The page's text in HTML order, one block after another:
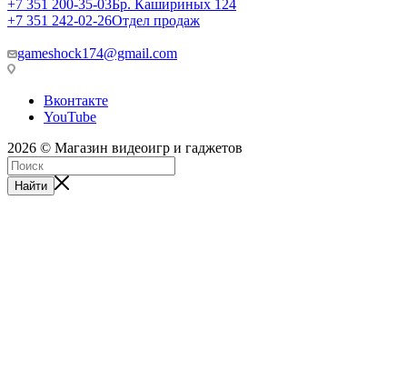
+7 351 200-35-03Бр. Кашириных 124
+7 351 242-02-26Отдел продаж
gameshock174@gmail.com
Вконтакте
YouTube
2026 © Магазин видеоигр и гаджетов
Найти